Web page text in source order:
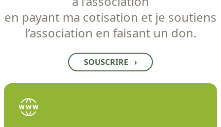
en payant ma cotisation et je soutiens
l’association en faisant un don.
SOUSCRIRE ›